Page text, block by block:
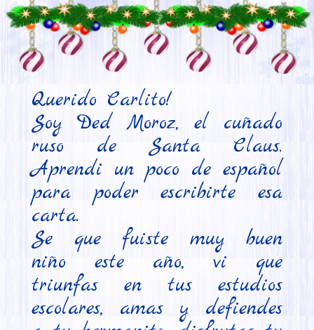
Querido Carlito!
Soy Ded Moroz, el cuñado
ruso de Santa Claus.
Aprendi un poco de español
para poder escribirte esa
carta.
Se que fuiste muy buen
niño este año, vi que
triunfas en tus estudios
escolares, amas y defiendes